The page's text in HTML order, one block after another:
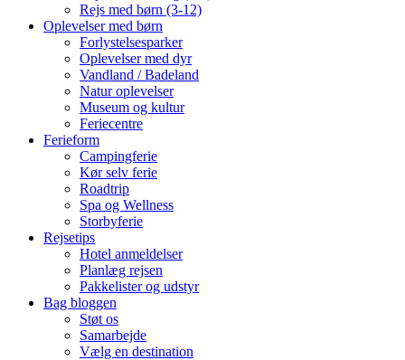
Rejs med børn (3-12)
Oplevelser med børn
Forlystelsesparker
Oplevelser med dyr
Vandland / Badeland
Natur oplevelser
Museum og kultur
Feriecentre
Ferieform
Campingferie
Kør selv ferie
Roadtrip
Spa og Wellness
Storbyferie
Rejsetips
Hotel anmeldelser
Planlæg rejsen
Pakkelister og udstyr
Bag bloggen
Støt os
Samarbejde
Vælg en destination